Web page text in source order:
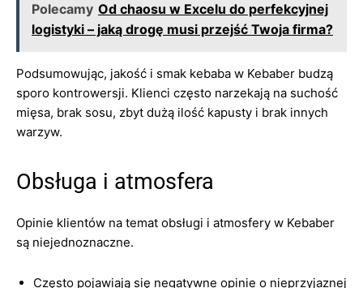
Polecamy Od chaosu w Excelu do perfekcyjnej
logistyki – jaką drogę musi przejść Twoja firma?
Podsumowując, jakość i smak kebaba w Kebaber budzą
sporo kontrowersji. Klienci często narzekają na suchość
mięsa, brak sosu, zbyt dużą ilość kapusty i brak innych
warzyw.
Obsługa i atmosfera
Opinie klientów na temat obsługi i atmosfery w Kebaber
są niejednoznaczne.
Często pojawiają się negatywne opinie o nieprzyjaznej